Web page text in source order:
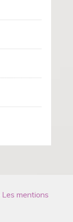
Les mentions